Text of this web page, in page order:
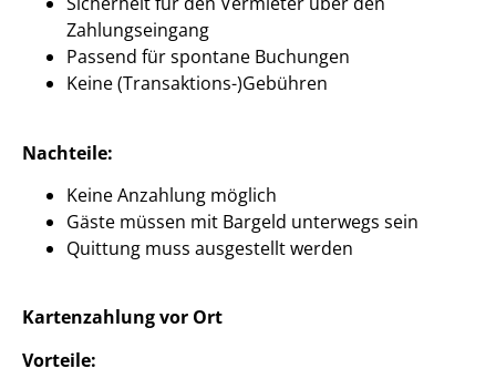
Zahlungseingang
Passend für spontane Buchungen
Keine (Transaktions-)Gebühren
Nachteile:
Keine Anzahlung möglich
Gäste müssen mit Bargeld unterwegs sein
Quittung muss ausgestellt werden
Kartenzahlung vor Ort
Vorteile: